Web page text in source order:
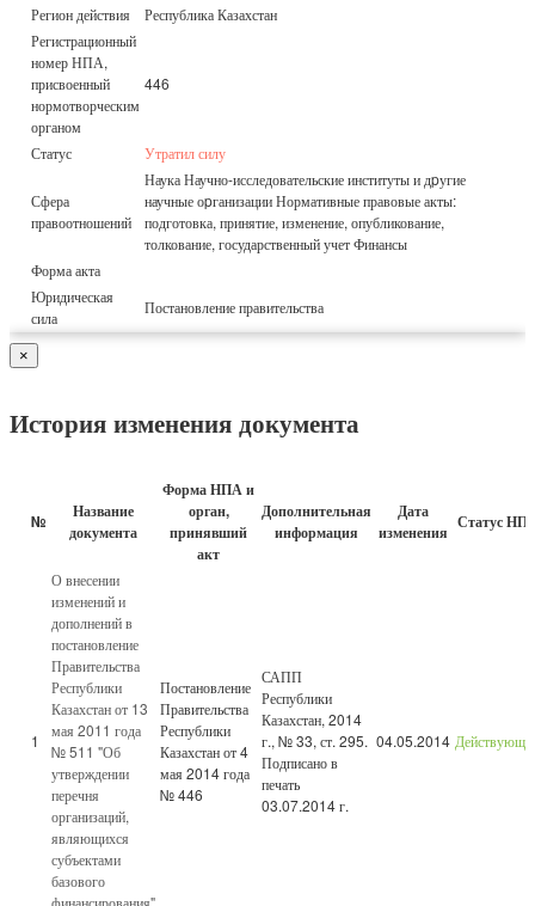
Регион действия
Республика Казахстан
Регистрационный
номер НПА,
присвоенный
нормотворческим
органом
446
Статус Утратил силу
Сфера
правоотношений
Наука Научно-исследовательские институты и дpугие
научные оpганизации Нормативные правовые акты:
подготовка, принятие, изменение, опубликование,
толкование, государственный учет Финансы
Форма акта
Юридическая
сила
Постановление правительства
×
История изменения документа
№
Название
документа
Форма НПА и
орган,
принявший
акт
Дополнительная
информация
Дата
изменения Статус
1
О внесении
изменений и
дополнений в
постановление
Правительства
Республики
Казахстан от 13
мая 2011 года
№ 511 "Об
утверждении
перечня
организаций,
являющихся
субъектами
базового
финансирования"
Постановление
Правительства
Республики
Казахстан от 4
мая 2014 года
№ 446
САПП
Республики
Казахстан, 2014
г., № 33, ст. 295.
Подписано в
печать
03.07.2014 г.
04.05.2014